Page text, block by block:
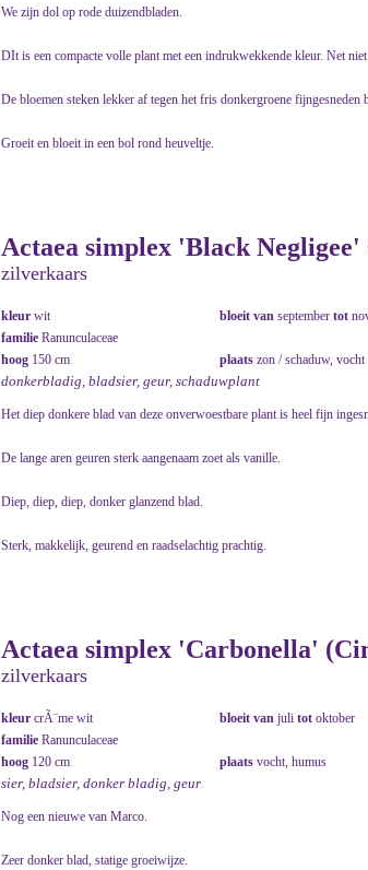
We zijn dol op rode duizendbladen.
DIt is een compacte volle plant met een indrukwekkende kleur. Net
De bloemen steken lekker af tegen het fris donkergroene fijngesneden
Groeit en bloeit in een bol rond heuveltje.
Actaea simplex 'Black
zilverkaars
kleur wit bloeit van september tot
familie Ranunculaceae
hoog 150 cm plaats zon / schaduw, vocht
donkerbladig, bladsier, geur, schaduwplant
Het diep donkere blad van deze onverwoestbare plant is heel fijn
De lange aren geuren sterk aangenaam zoet als vanille.
Diep, diep, diep, donker glanzend blad.
Sterk, makkelijk, geurend en raadselachtig prachtig.
Actaea simplex 'Carbonella'
zilverkaars
kleur crÃ¨me wit bloeit van juli tot oktober
familie Ranunculaceae
hoog 120 cm plaats vocht, humus
sier, bladsier, donker bladig, geur
Nog een nieuwe van Marco.
Zeer donker blad, statige groeiwijze.